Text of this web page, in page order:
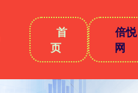
首
页
倍悦
网